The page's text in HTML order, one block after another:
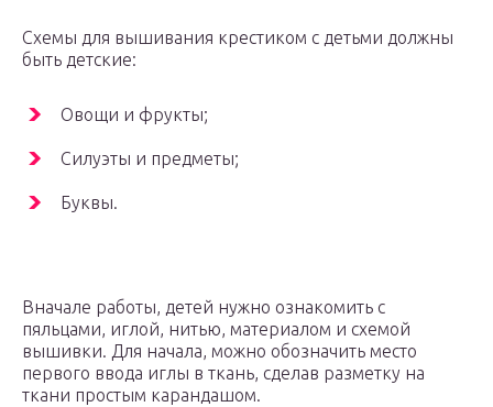
Схемы для вышивания крестиком с детьми должны
быть детские:
Овощи и фрукты;
Силуэты и предметы;
Буквы.
Вначале работы, детей нужно ознакомить с
пяльцами, иглой, нитью, материалом и схемой
вышивки. Для начала, можно обозначить место
первого ввода иглы в ткань, сделав разметку на
ткани простым карандашом.